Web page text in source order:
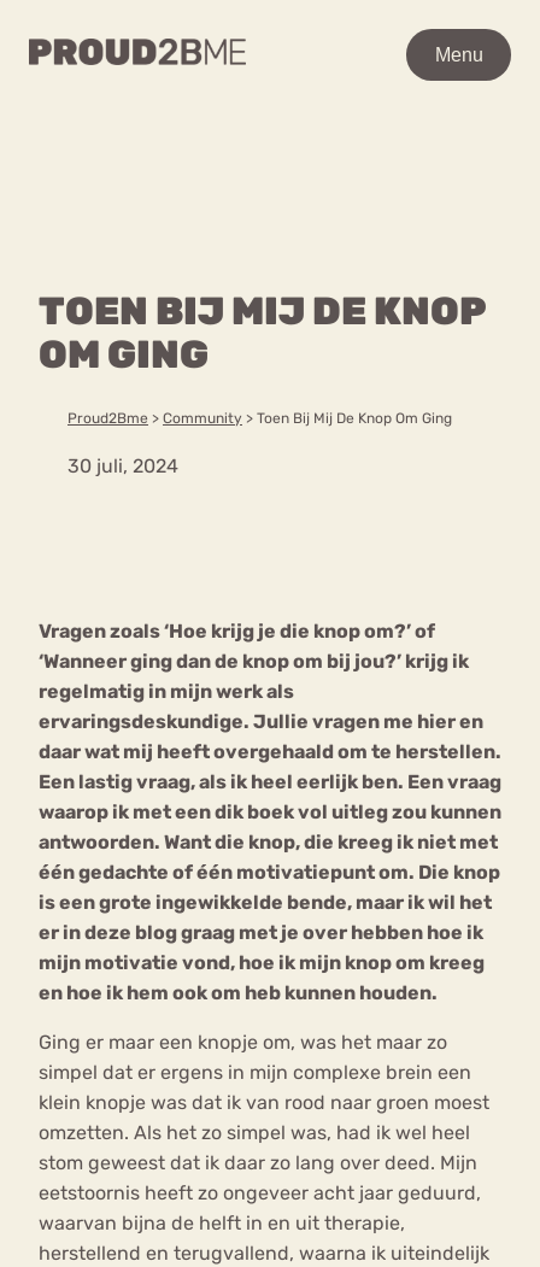
Menu
TOEN BIJ MIJ DE KNOP
OM GING
Proud2Bme > Community > Toen Bij Mij De Knop Om Ging
30 juli, 2024
Vragen zoals ‘Hoe krijg je die knop om?’ of
‘Wanneer ging dan de knop om bij jou?’ krijg ik
regelmatig in mijn werk als
ervaringsdeskundige. Jullie vragen me hier en
daar wat mij heeft overgehaald om te herstellen.
Een lastig vraag, als ik heel eerlijk ben. Een vraag
waarop ik met een dik boek vol uitleg zou kunnen
antwoorden. Want die knop, die kreeg ik niet met
één gedachte of één motivatiepunt om. Die knop
is een grote ingewikkelde bende, maar ik wil het
er in deze blog graag met je over hebben hoe ik
mijn motivatie vond, hoe ik mijn knop om kreeg
en hoe ik hem ook om heb kunnen houden.
Ging er maar een knopje om, was het maar zo
simpel dat er ergens in mijn complexe brein een
klein knopje was dat ik van rood naar groen moest
omzetten. Als het zo simpel was, had ik wel heel
stom geweest dat ik daar zo lang over deed. Mijn
eetstoornis heeft zo ongeveer acht jaar geduurd,
waarvan bijna de helft in en uit therapie,
herstellend en terugvallend, waarna ik uiteindelijk
Menu
Content
Over ons
Chat
Forum
WAAR BEN JE NAAR OP
Over proud2bme
Contact
Vacatures
mia
Nerv
osa
Eetstoornis Anorexia Nervosa
Eetbuien Piekeren Sport
Trauma
Orthorexia
Afvallen Angst